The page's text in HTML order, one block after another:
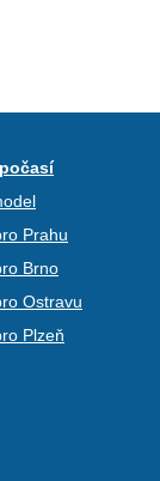
Prahu
Brno
Ostravu
Plzeň